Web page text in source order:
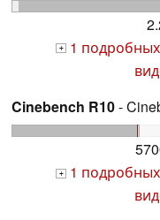
+ 1
Cinebench R10-
+ 1